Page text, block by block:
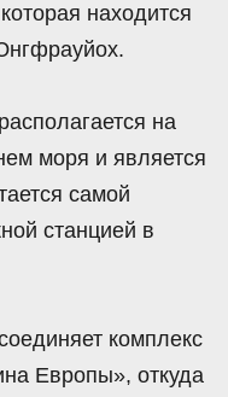
находится
на
моря и является
самой
станцией в
комплекс
Европы», откуда